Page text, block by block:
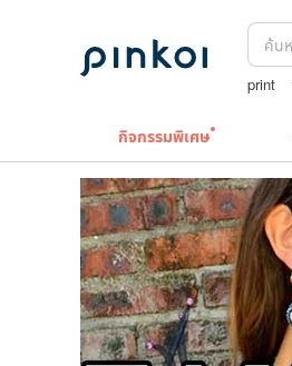
print
กิจกรรมพิเศษ